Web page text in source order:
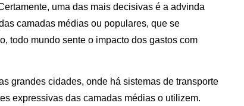
uma das mais decisivas é a advinda
camadas médias ou populares, que se
todo mundo sente o impacto dos gastos com
grandes cidades, onde há sistemas de transporte
expressivas das camadas médias o utilizem.